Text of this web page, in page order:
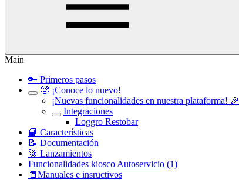
Main
🔑 Primeros pasos
🧐 ¡Conoce lo nuevo!
¡Nuevas funcionalidades en nuestra plataforma! 🎉
Integraciones
Loggro Restobar
📘 Características
📝 Documentación
🚀 Lanzamientos
Funcionalidades kiosco Autoservicio (1)
📒Manuales e insructivos